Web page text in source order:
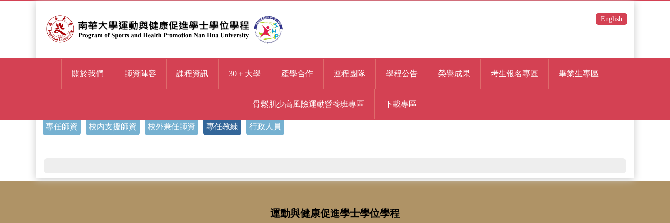
English
專任師資 校內支援師資 校外兼任師資 專任教練 行政人員
關於我們 師資陣容 課程資訊 30＋大學 產學合作 運程團隊 學程公告 榮譽成果 考生報名專區 畢業生專區
骨鬆肌少高風險運動營養班專區 下載專區
運動與健康促進學士學位學程